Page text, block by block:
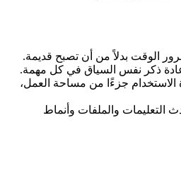
الوقت بدلاً من أن تصبح قديمة.
ذكر نفس السياق في كل مهمة.
الاستخدام جزءًا من مساحة العمل،
التعليمات والملفات وأنماط